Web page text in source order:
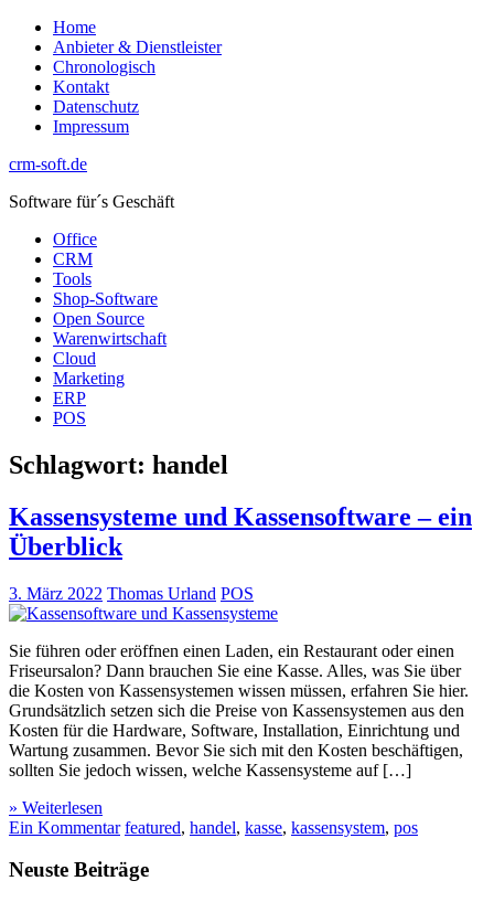
Zum
Inhalt
springen
Home
Anbieter & Dienstleister
Chronologisch
Kontakt
Datenschutz
Impressum
crm-soft.de
Software für´s Geschäft
Office
CRM
Tools
Shop-Software
Open Source
Warenwirtschaft
Cloud
Marketing
ERP
POS
Schlagwort: handel
Kassensysteme und Kassensoftware – ein
Überblick
3. März 2022 Thomas Urland POS
Sie führen oder eröffnen einen Laden, ein Restaurant oder einen
Friseursalon? Dann brauchen Sie eine Kasse. Alles, was Sie über
die Kosten von Kassensystemen wissen müssen, erfahren Sie hier.
Grundsätzlich setzen sich die Preise von Kassensystemen aus den
Kosten für die Hardware, Software, Installation, Einrichtung und
Wartung zusammen. Bevor Sie sich mit den Kosten beschäftigen,
sollten Sie jedoch wissen, welche Kassensysteme auf […]
» Weiterlesen
Ein Kommentar featured, handel, kasse, kassensystem, pos
Neuste Beiträge